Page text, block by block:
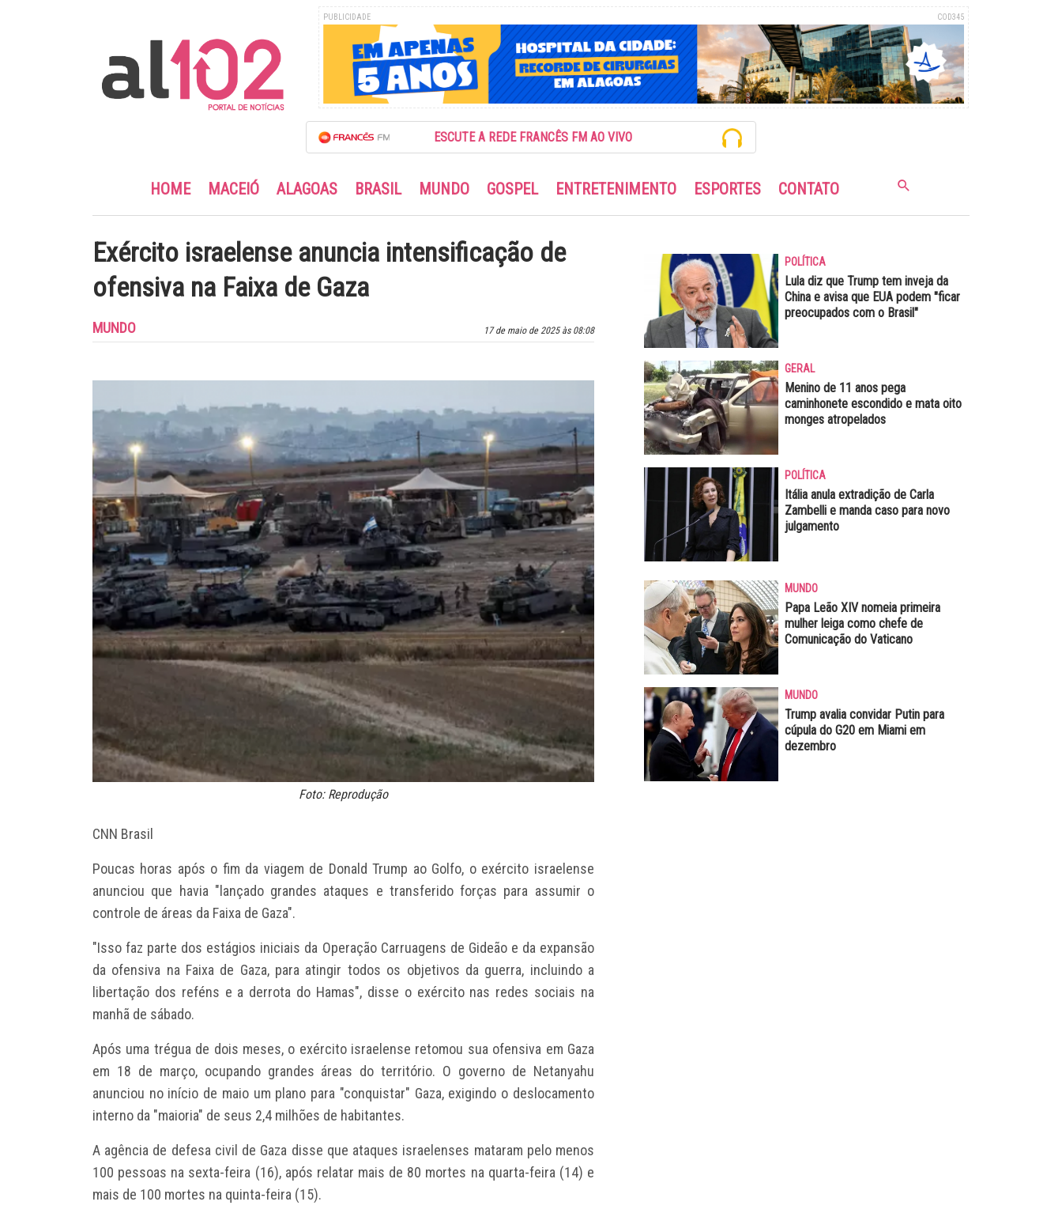
PUBLICIDADE COD345
ESCUTE A REDE FRANCÊS FM AO VIVO
HOME MACEIÓ ALAGOAS BRASIL MUNDO GOSPEL ENTRETENIMENTO ESPORTES CONTATO
Exército israelense anuncia intensificação de
ofensiva na Faixa de Gaza
17 de maio de 2025 às 08:08
MUNDO
Foto: Reprodução
CNN Brasil
Poucas horas após o fim da viagem de Donald Trump ao Golfo, o exército israelense
anunciou que havia "lançado grandes ataques e transferido forças para assumir o
controle de áreas da Faixa de Gaza".
"Isso faz parte dos estágios iniciais da Operação Carruagens de Gideão e da expansão
da ofensiva na Faixa de Gaza, para atingir todos os objetivos da guerra, incluindo a
libertação dos reféns e a derrota do Hamas", disse o exército nas redes sociais na
manhã de sábado.
Após uma trégua de dois meses, o exército israelense retomou sua ofensiva em Gaza
em 18 de março, ocupando grandes áreas do território. O governo de Netanyahu
anunciou no início de maio um plano para "conquistar" Gaza, exigindo o deslocamento
interno da "maioria" de seus 2,4 milhões de habitantes.
A agência de defesa civil de Gaza disse que ataques israelenses mataram pelo menos
100 pessoas na sexta-feira (16), após relatar mais de 80 mortes na quarta-feira (14) e
mais de 100 mortes na quinta-feira (15).
POLÍTICA
Lula diz que Trump tem inveja da
China e avisa que EUA podem "ficar
preocupados com o Brasil"
GERAL
Menino de 11 anos pega
caminhonete escondido e mata oito
monges atropelados
POLÍTICA
Itália anula extradição de Carla
Zambelli e manda caso para novo
julgamento
MUNDO
Papa Leão XIV nomeia primeira
mulher leiga como chefe de
Comunicação do Vaticano
MUNDO
Trump avalia convidar Putin para
cúpula do G20 em Miami em
dezembro